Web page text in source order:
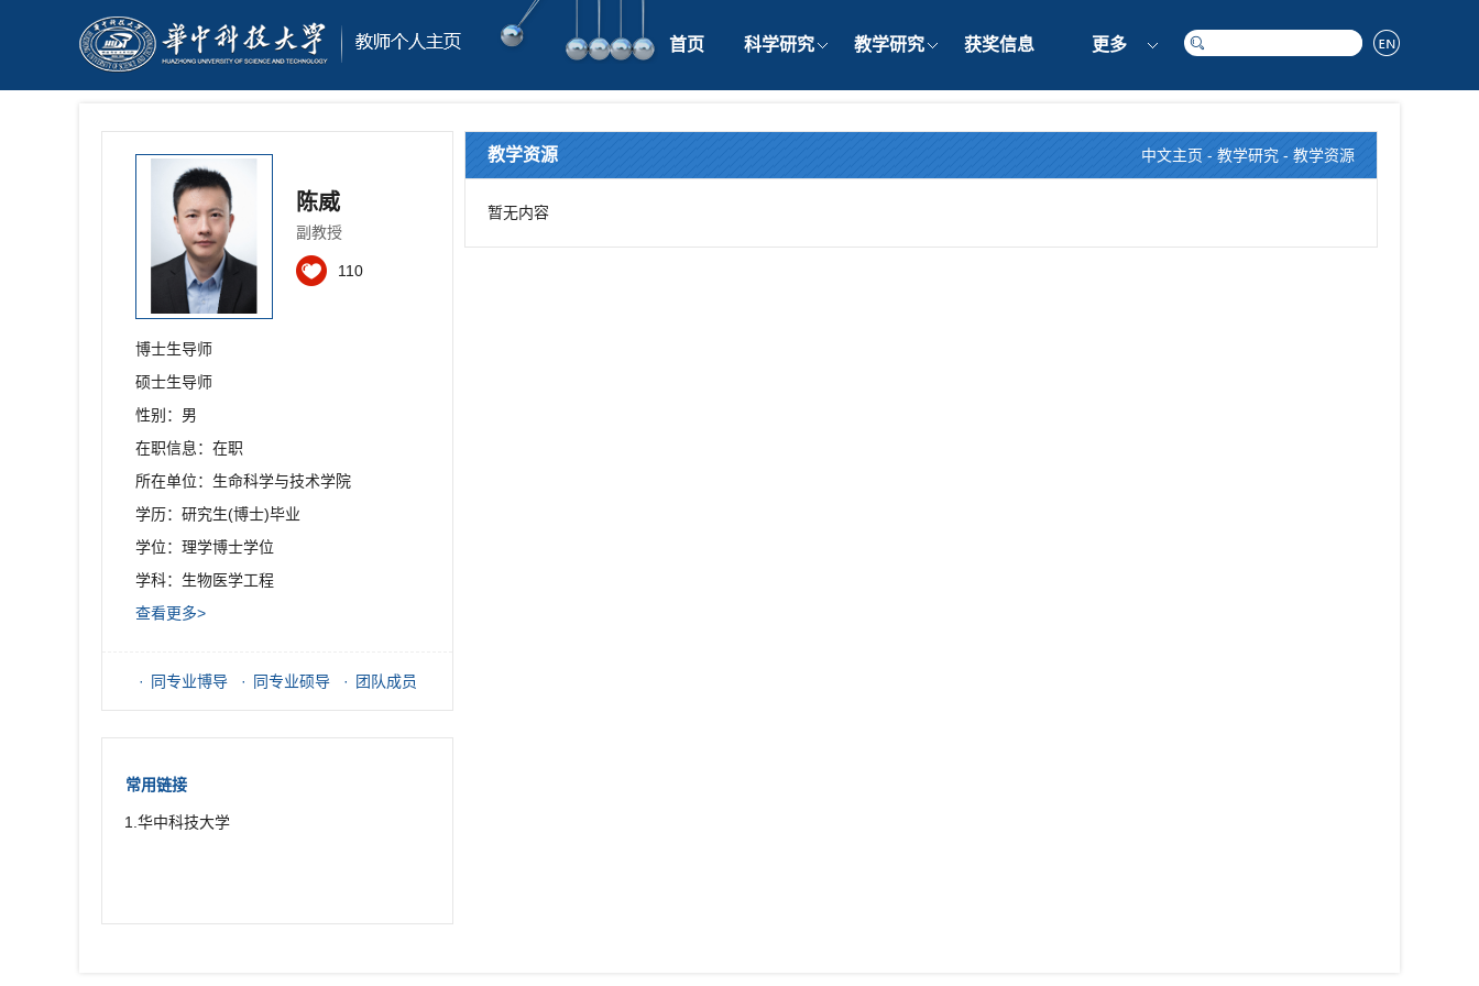
首页 科学研究 教学研究 获奖信息 更多
陈威
副教授
110
博士生导师
硕士生导师
性别：男
在职信息：在职
所在单位：生命科学与技术学院
学历：研究生(博士)毕业
学位：理学博士学位
学科：生物医学工程
查看更多>
同专业博导 同专业硕导 团队成员
常用链接
1.华中科技大学
教学资源 中文主页 - 教学研究 - 教学资源
暂无内容